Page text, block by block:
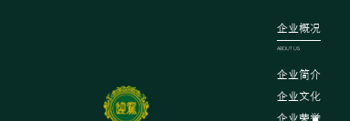
企业概况
ABOUT US
企业简介
企业文化
企业荣誉